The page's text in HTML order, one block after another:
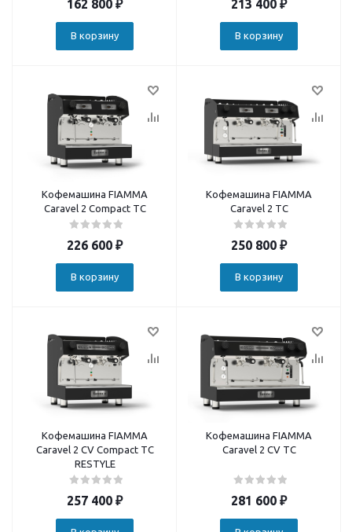
162 800 ₽
В корзину
213 400 ₽
В корзину
Кофемашина FIAMMA
Caravel 2 Compact TC
226 600 ₽
В корзину
Кофемашина FIAMMA
Caravel 2 TC
250 800 ₽
В корзину
Кофемашина FIAMMA
Caravel 2 CV Compact TC
RESTYLE
257 400 ₽
Кофемашина FIAMMA
Caravel 2 CV TC
281 600 ₽